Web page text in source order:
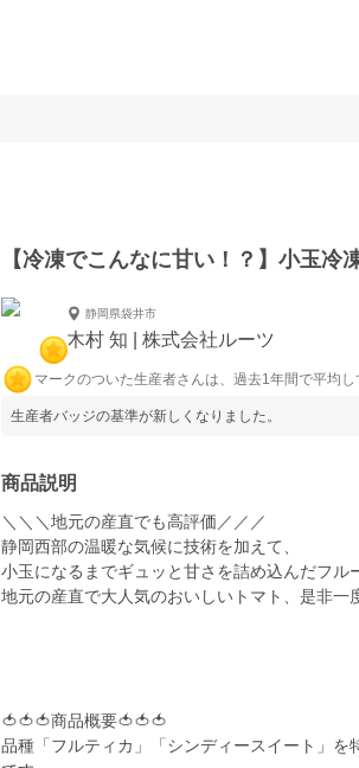
【冷凍でこんなに甘い！？】小玉
静岡県袋井市
木村 知 | 株式会社ルーツ
マークのついた生産者さんは、過去1年間で平均し
生産者バッジの基準が新しくなりました。
商品説明
＼＼＼地元の産直でも高評価／／／
静岡西部の温暖な気候に技術を加えて、
小玉になるまでギュッと甘さを詰め込んだフル
地元の産直で大人気のおいしいトマト、是非一
🍅🍅🍅商品概要🍅🍅🍅
品種「フルティカ」「シンディースイート」